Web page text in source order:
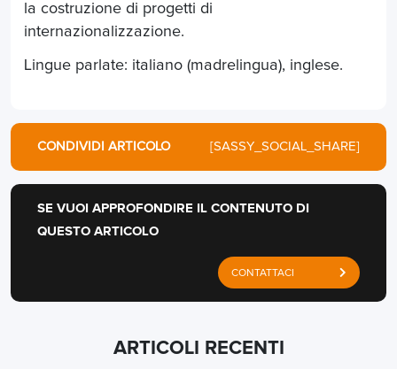
la costruzione di progetti di
internazionalizzazione.
Lingue parlate: italiano (madrelingua), inglese.
CONDIVIDI ARTICOLO [SASSY_SOCIAL_SHARE]
SE VUOI APPROFONDIRE IL CONTENUTO DI
QUESTO ARTICOLO
CONTATTACI
ARTICOLI RECENTI